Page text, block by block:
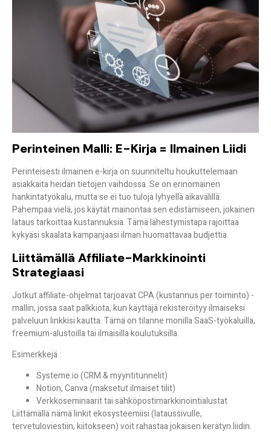
Perinteinen Malli: E-Kirja = Ilmainen Liidi
Perinteisesti ilmainen e-kirja on suunniteltuhoukuttelemaan
asiakkaitaheidän tietojen vaihdossa. Se on erinomainen
hankintatyökalu, mutta se ei tuo tuloja lyhyellä aikavälillä.
Pahempaa vielä, jos käytät mainontaa sen edistämiseen, jokainen
lataus tarkoittaa kustannuksia. Tämä lähestymistapa rajoittaa
kykyäsiskaalatakampanjaasi ilman huomattavaa budjettia.
Liittämällä Affiliate-Markkinointi
Strategiaasi
Jotkut affiliate-ohjelmat tarjoavatCPA (kustannus per toiminto) -
mallin, jossa saat palkkiota, kun käyttäjä rekisteröityy ilmaiseksi
palveluun linkkisi kautta. Tämä on tilanne monilla SaaS-työkaluilla,
freemium-alustoilla tai ilmaisilla koulutuksilla.
Esimerkkejä:
Systeme.io (CRM & myyntitunnelit)
Notion, Canva (maksetut ilmaiset tilit)
Verkkoseminaarit tai sähköpostimarkkinointialustat
Liittämällä nämä linkit ekosysteemiisi (lataussivulle,
tervetuloviestiin, kiitokseen) voitrahastaa jokaisen kerätyn liidin.